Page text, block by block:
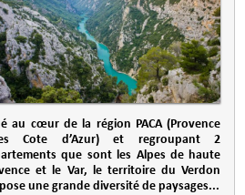
au cœur de la région PACA (Provence
Cote d’Azur) et regroupant 2
que sont les Alpes de haute
et le Var, le territoire du Verdon
une grande diversité de paysages...